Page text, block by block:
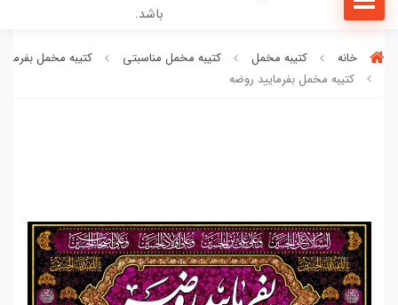
باشد.
خانه کتیبه مخمل کتیبه مخمل مناسبتی
کتیبه مخمل
کتیبه مخمل بفرمایید روضه